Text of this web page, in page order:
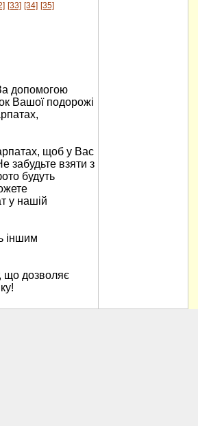
[33] [34] [35]
допомогою
Вашої подорожі
щоб у Вас
забудьте взяти з
будуть
у нашій
іншим
що дозволяє